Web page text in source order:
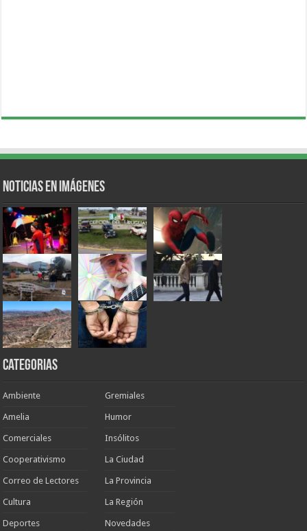
Noticias en Imágenes
Categorias
Ambiente
Amelia
Comerciales
Cooperativismo
Correo de Lectores
Cultura
Deportes
Gremiales
Humor
Insólitos
La Ciudad
La Provincia
La Región
Novedades